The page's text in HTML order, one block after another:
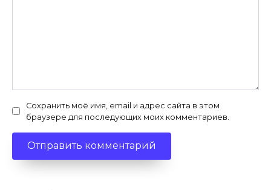
Сохранить моё имя, email и адрес сайта в этом
браузере для последующих моих комментариев.